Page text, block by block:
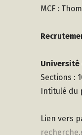
MCF :
Université
Sections :
Intitulé du
Lien vers